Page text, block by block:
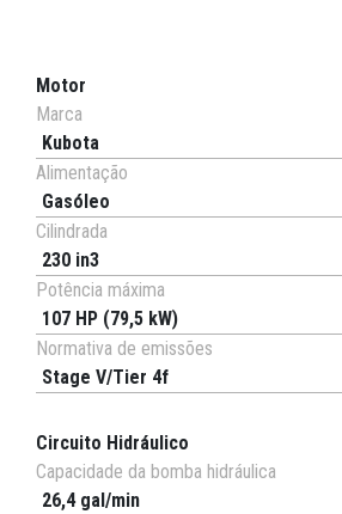
Motor
Marca
Kubota
Alimentação
Gasóleo
Cilindrada
230 in3
Potência máxima
107 HP (79,5 kW)
Normativa de emissões
Stage V/Tier 4f
Circuito Hidráulico
Capacidade da bomba hidráulica
26,4 gal/min